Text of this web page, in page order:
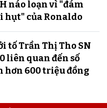
náo loạn vì "đám
hụt" của Ronaldo
tố Trần Thị Tho SN
liên quan đến số
hơn 600 triệu đồng